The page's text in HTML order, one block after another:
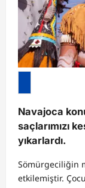
Navajoca
saçlarımızı
yıkarlardı.
Sömürgeciliğin
etkilemiştir.